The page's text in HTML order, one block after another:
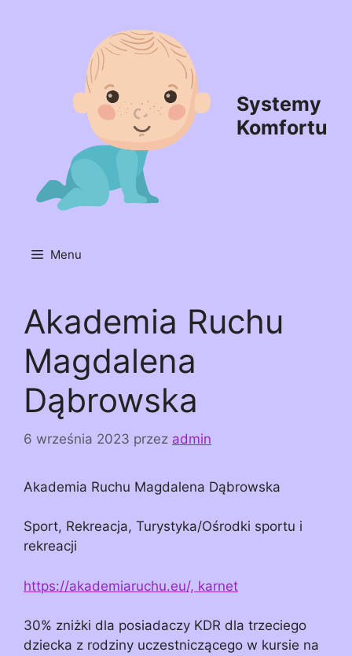
Systemy
Komfortu
Menu
Akademia Ruchu
Magdalena
Dąbrowska
6 września 2023 przez admin
Akademia Ruchu Magdalena Dąbrowska
Sport, Rekreacja, Turystyka/Ośrodki sportu i
rekreacji
https://akademiaruchu.eu/, karnet
30% zniżki dla posiadaczy KDR dla trzeciego
dziecka z rodziny uczestniczącego w kursie na